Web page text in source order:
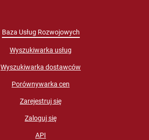
Baza Usług Rozwojowych
Wyszukiwarka usług
Wyszukiwarka dostawców
Porównywarka cen
Zarejestruj się
Zaloguj się
API